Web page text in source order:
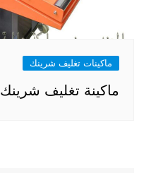
ماكينات تغليف شرينك
ماكينة تغليف شرينك